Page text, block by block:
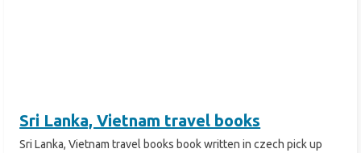
Sri Lanka, Vietnam travel books
Sri Lanka, Vietnam travel books book written in czech pick up